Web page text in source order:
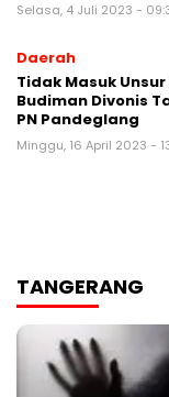
Selasa, 4 Juli 2023 -
Daerah
Tidak Masuk Unsur
Budiman Divonis
PN Pandeglang
Minggu, 16 April 2023 -
TANGERANG